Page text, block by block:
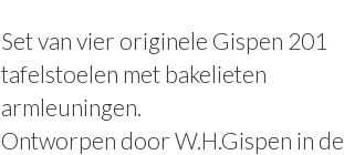
Set van vier originele Gispen 201
tafelstoelen met bakelieten
armleuningen.
Ontworpen door W.H.Gispen in de